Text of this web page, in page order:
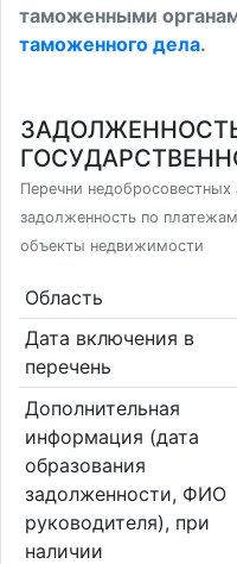
таможенными
таможенного дела.
Перечни
задолженность по
объекты недвижимости
Область
Дата включения в
перечень
Дополнительная
информация (дата
образования
задолженности, ФИО
руководителя), при
наличии